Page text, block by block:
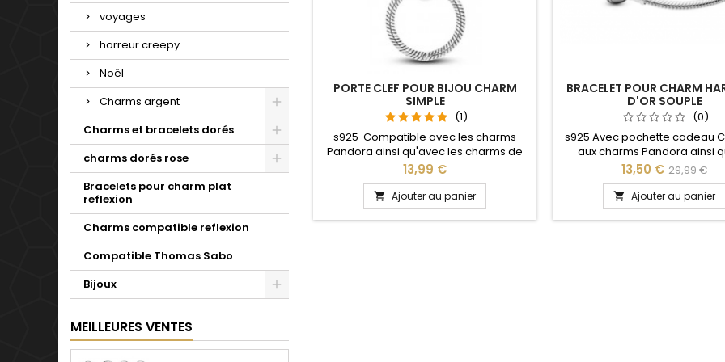
voyages
horreur creepy
Noël
Charms argent
Charms et bracelets dorés
charms dorés rose
Bracelets pour charm plat
reflexion
Charms compatible reflexion
Compatible Thomas Sabo
Bijoux
MEILLEURES VENTES
PORTE CLEF POUR BIJOU CHARM
SIMPLE
(1)
s925 Compatible avec les charms
Pandora ainsi qu'avec les charms de
notre site idéal pour : Noël, Saint
Valentin, anniversaire, anniversaire de
mariage L'ouverture pour les charms
se fait au niveau de la boule
Prix
13,99 €
 Ajouter au panier
BRACELET POUR CHARM
D'OR SOUPLE
(0)
s925 Avec pochette cadeau
aux charms Pandora ainsi
charms de notre site idéal
Saint Valentin, anniversaire,
fan Livraison sous 3 à 5 jours
Pour la dimensions nous
2cm en plus par rapport
Prix
13,50 € Prix
de
base
29,99 €
 Ajouter au panier